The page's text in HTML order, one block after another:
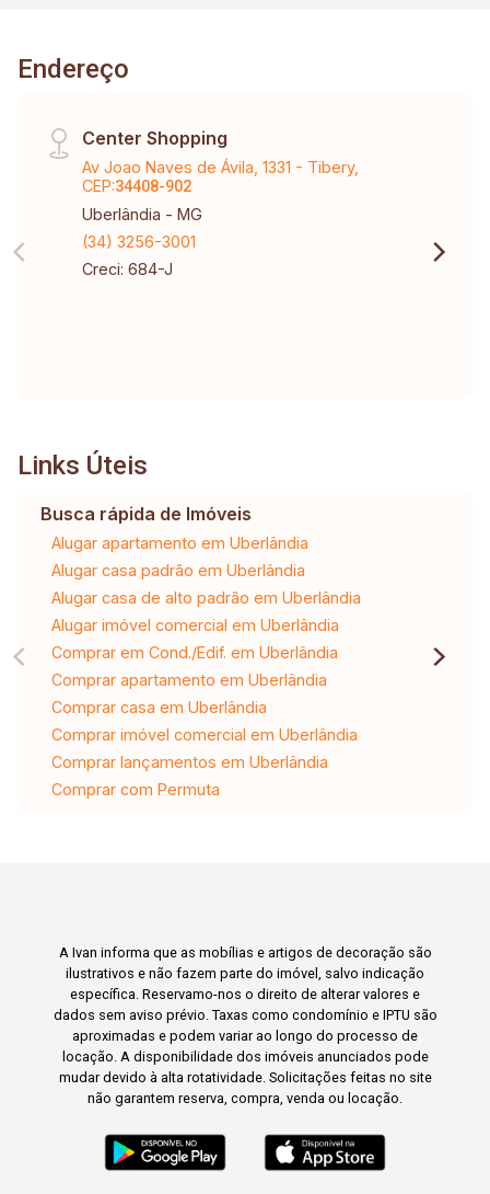
Endereço
Center Shopping
Av Joao Naves de Ávila, 1331 - Tibery,
CEP:34408-902
Uberlândia - MG
(34) 3256-3001
Creci: 684-J
Links Úteis
Busca rápida de Imóveis
Alugar apartamento em Uberlândia
Alugar casa padrão em Uberlândia
Alugar casa de alto padrão em Uberlândia
Alugar imóvel comercial em Uberlândia
Comprar em Cond./Edif. em Uberlândia
Comprar apartamento em Uberlândia
Comprar casa em Uberlândia
Comprar imóvel comercial em Uberlândia
Comprar lançamentos em Uberlândia
Comprar com Permuta
A Ivan informa que as mobílias e artigos de decoração são
ilustrativos e não fazem parte do imóvel, salvo indicação
específica. Reservamo-nos o direito de alterar valores e
dados sem aviso prévio. Taxas como condomínio e IPTU são
aproximadas e podem variar ao longo do processo de
locação. A disponibilidade dos imóveis anunciados pode
mudar devido à alta rotatividade. Solicitações feitas no site
não garantem reserva, compra, venda ou locação.